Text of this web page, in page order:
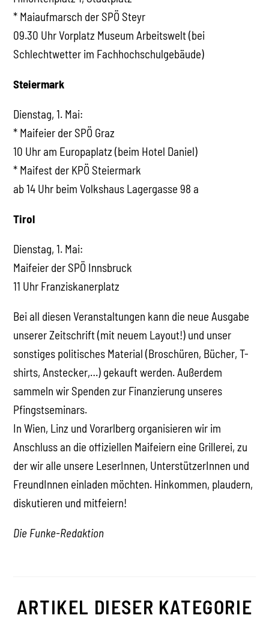
* Maiaufmarsch der SPÖ Steyr
09.30 Uhr Vorplatz Museum Arbeitswelt (bei
Schlechtwetter im Fachhochschulgebäude)
Steiermark
Dienstag, 1. Mai:
* Maifeier der SPÖ Graz
10 Uhr am Europaplatz (beim Hotel Daniel)
* Maifest der KPÖ Steiermark
ab 14 Uhr beim Volkshaus Lagergasse 98 a
Tirol
Dienstag, 1. Mai:
Maifeier der SPÖ Innsbruck
11 Uhr Franziskanerplatz
Bei all diesen Veranstaltungen kann die neue Ausgabe
unserer Zeitschrift (mit neuem Layout!) und unser
sonstiges politisches Material (Broschüren, Bücher, T-
shirts, Anstecker,…) gekauft werden. Außerdem
sammeln wir Spenden zur Finanzierung unseres
Pfingstseminars.
In Wien, Linz und Vorarlberg organisieren wir im
Anschluss an die offiziellen Maifeiern eine Grillerei, zu
der wir alle unsere LeserInnen, UnterstützerInnen und
FreundInnen einladen möchten. Hinkommen, plaudern,
diskutieren und mitfeiern!
Die Funke-Redaktion
ARTIKEL DIESER KATEGORIE